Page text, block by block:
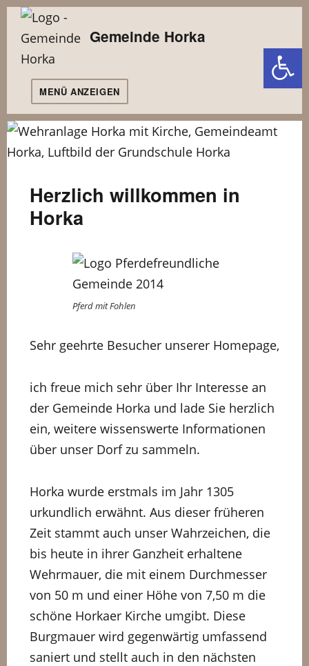
Gemeinde Horka
MENÜ ANZEIGEN
Herzlich willkommen in
Horka
Pferd mit Fohlen
Sehr geehrte Besucher unserer Homepage,
ich freue mich sehr über Ihr Interesse an
der Gemeinde Horka und lade Sie herzlich
ein, weitere wissenswerte Informationen
über unser Dorf zu sammeln.
Horka wurde erstmals im Jahr 1305
urkundlich erwähnt. Aus dieser früheren
Zeit stammt auch unser Wahrzeichen, die
bis heute in ihrer Ganzheit erhaltene
Wehrmauer, die mit einem Durchmesser
von 50 m und einer Höhe von 7,50 m die
schöne Horkaer Kirche umgibt. Diese
Burgmauer wird gegenwärtig umfassend
saniert und stellt auch in den nächsten